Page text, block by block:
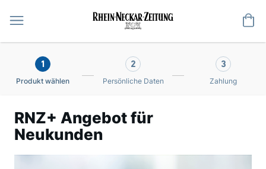
1
Produkt wählen
2
Persönliche Daten
3
Zahlung
RNZ+ Angebot für
Neukunden